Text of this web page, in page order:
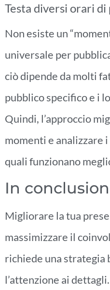
Testa diversi orari di
Non esiste un
universale per
ciò dipende da molti
pubblico specifico e i
Quindi, l’approccio
momenti e analizzare
quali funzionano
In
Migliorare la tua
massimizzare il
richiede una strategia
l’attenzione ai